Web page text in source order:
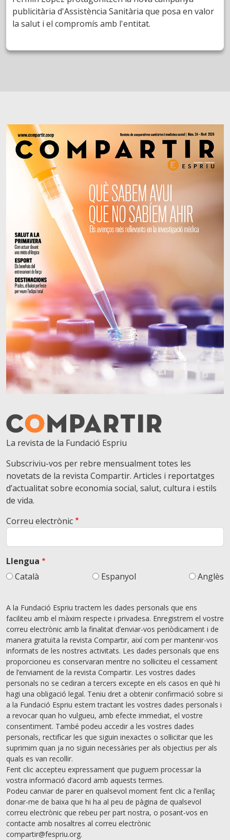
publicitària d'Assistència Sanitària que posa en valor
la salut i el compromís amb l'entitat.
La revista de la Fundació Espriu
Subscriviu-vos per rebre mensualment totes les
novetats de la revista Compartir. Articles i reportatges
d’actualitat sobre economia social, salut, cultura i estils
de vida.
Correu electrònic
Llengua
Català
Espanyol Anglès
A la Fundació Espriu tractem les dades personals que ens
faciliteu amb el màxim respecte i privadesa. Enregistrem el vostre
correu electrònic amb la finalitat d’enviar-vos periòdicament i de
manera gratuïta la revista Compartir, així com per mantenir-vos
informats de les nostres activitats. Les dades personals que ens
proporcioneu es conservaran mentre no sol·liciteu el cessament
de l’enviament de la revista Compartir. Les vostres dades
personals no se cediran a tercers excepte en els casos en què hi
hagi una obligació legal. Teniu dret a obtenir confirmació sobre si
a la Fundació Espriu estem tractant les vostres dades personals i
a revocar quan ho vulgueu, amb efecte immediat, el vostre
consentiment. També podeu accedir a les vostres dades
personals, rectiﬁcar les que siguin inexactes o sol·licitar que les
suprimim quan ja no siguin necessàries per als objectius per als
quals es van recollir.
Fent clic accepteu expressament que puguem processar la
vostra informació d’acord amb aquests termes.
Podeu canviar de parer en qualsevol moment fent clic a l’enllaç
donar-me de baixa que hi ha al peu de pàgina de qualsevol
correu electrònic que rebeu per part nostra, o posant-vos en
contacte amb nosaltres al correu electrònic
compartir@fespriu.org.